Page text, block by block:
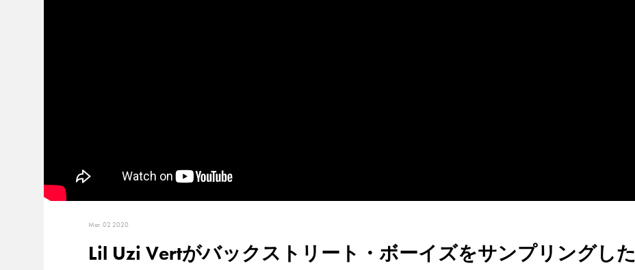
Mar. 02 2020
Lil Uzi Vertがバックストリート・ボーイズをサンプリングした